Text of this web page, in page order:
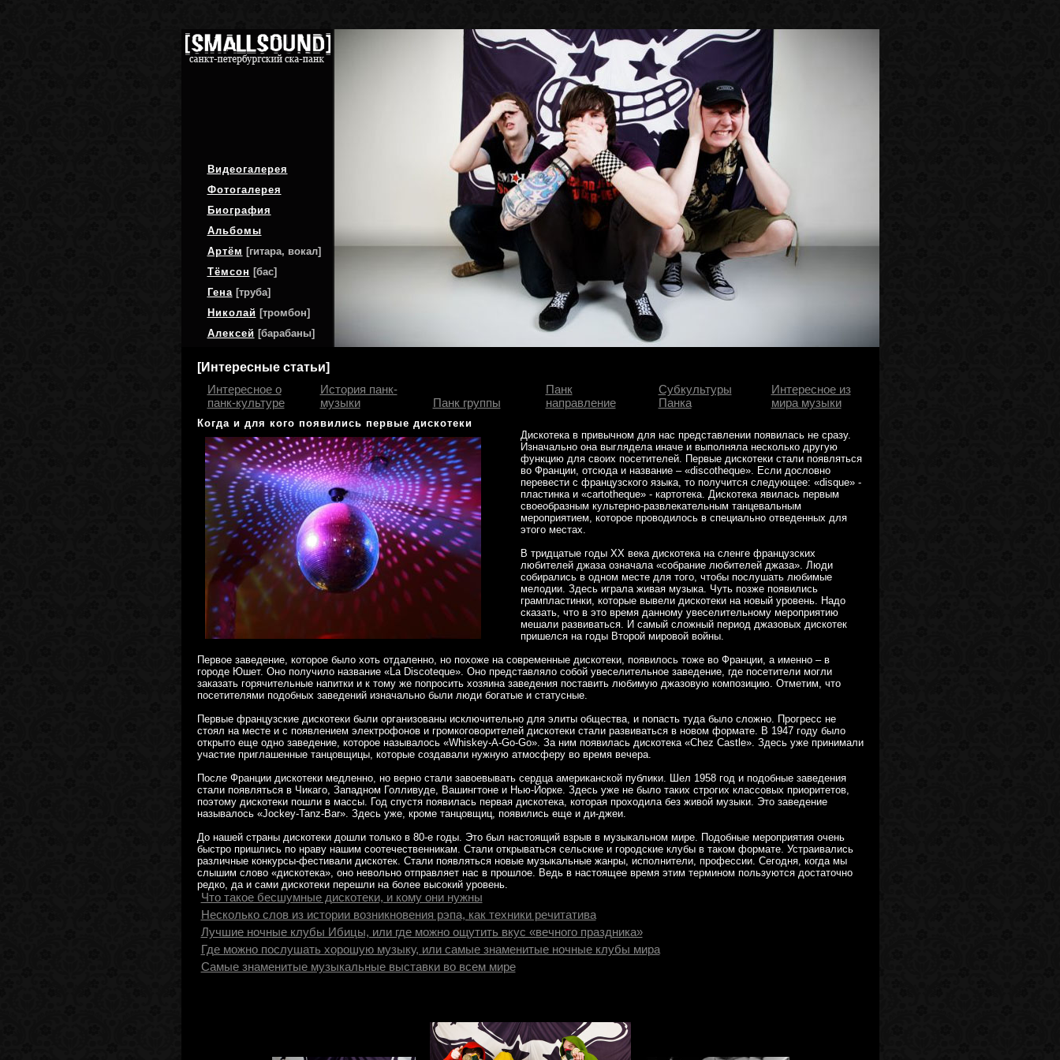
Видеогалерея
Фотогалерея
Биография
Альбомы
Артём [гитара, вокал]
Тёмсон [бас]
Гена[труба]
Николай [тромбон]
Алексей [барабаны]
[Интересные статьи]
Интересное о
панк-культуре
История панк-
музыки
Панк группы
Панк
направление
Субкультуры
Панка
Интересное из
мира музыки
Когда и для кого появились первые дискотеки
Дискотека в привычном для нас представлении появилась не сразу.
Изначально она выглядела иначе и выполняла несколько другую
функцию для своих посетителей. Первые дискотеки стали появляться
во Франции, отсюда и название – «discotheque». Если дословно
перевести с французского языка, то получится следующее: «disque» -
пластинка и «cartotheque» - картотека. Дискотека явилась первым
своеобразным культерно-развлекательным танцевальным
мероприятием, которое проводилось в специально отведенных для
этого местах.
В тридцатые годы XX века дискотека на сленге французских
любителей джаза означала «собрание любителей джаза». Люди
собирались в одном месте для того, чтобы послушать любимые
мелодии. Здесь играла живая музыка. Чуть позже появились
грампластинки, которые вывели дискотеки на новый уровень. Надо
сказать, что в это время данному увеселительному мероприятию
мешали развиваться. И самый сложный период джазовых дискотек
пришелся на годы Второй мировой войны.
Первое заведение, которое было хоть отдаленно, но похоже на современные дискотеки, появилось тоже во Франции, а именно – в
городе Юшет. Оно получило название «La Discoteque». Оно представляло собой увеселительное заведение, где посетители могли
заказать горячительные напитки и к тому же попросить хозяина заведения поставить любимую джазовую композицию. Отметим, что
посетителями подобных заведений изначально были люди богатые и статусные.
Первые французские дискотеки были организованы исключительно для элиты общества, и попасть туда было сложно. Прогресс не
стоял на месте и с появлением электрофонов и громкоговорителей дискотеки стали развиваться в новом формате. В 1947 году было
открыто еще одно заведение, которое называлось «Whiskey-A-Go-Go». За ним появилась дискотека «Chez Castle». Здесь уже принимали
участие приглашенные танцовщицы, которые создавали нужную атмосферу во время вечера.
После Франции дискотеки медленно, но верно стали завоевывать сердца американской публики. Шел 1958 год и подобные заведения
стали появляться в Чикаго, Западном Голливуде, Вашингтоне и Нью-Йорке. Здесь уже не было таких строгих классовых приоритетов,
поэтому дискотеки пошли в массы. Год спустя появилась первая дискотека, которая проходила без живой музыки. Это заведение
называлось «Jockey-Tanz-Bar». Здесь уже, кроме танцовщиц, появились еще и ди-джеи.
До нашей страны дискотеки дошли только в 80-е годы. Это был настоящий взрыв в музыкальном мире. Подобные мероприятия очень
быстро пришлись по нраву нашим соотечественникам. Стали открываться сельские и городские клубы в таком формате. Устраивались
различные конкурсы-фестивали дискотек. Стали появляться новые музыкальные жанры, исполнители, профессии. Сегодня, когда мы
слышим слово «дискотека», оно невольно отправляет нас в прошлое. Ведь в настоящее время этим термином пользуются достаточно
редко, да и сами дискотеки перешли на более высокий уровень.
Что такое бесшумные дискотеки, и кому они нужны
Несколько слов из истории возникновения рэпа, как техники речитатива
Лучшие ночные клубы Ибицы, или где можно ощутить вкус «вечного праздника»
Где можно послушать хорошую музыку, или самые знаменитые ночные клубы мира
Самые знаменитые музыкальные выставки во всем мире